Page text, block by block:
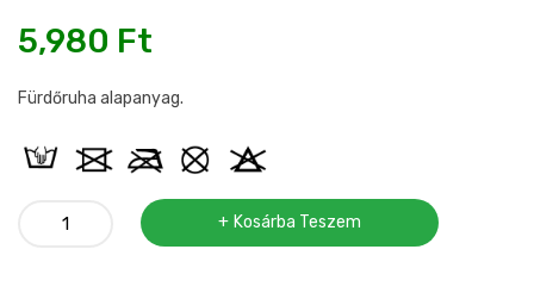
5,980 Ft
Fürdőruha alapanyag.
Fürdőruha
Kosárba Teszem